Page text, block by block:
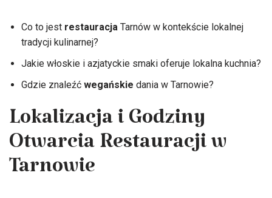
Co to jest restauracja Tarnów w kontekście lokalnej
tradycji kulinarnej?
Jakie włoskie i azjatyckie smaki oferuje lokalna kuchnia?
Gdzie znaleźć wegańskie dania w Tarnowie?
Lokalizacja i Godziny
Otwarcia Restauracji w
Tarnowie